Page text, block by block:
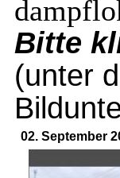
Bitte
(unter
02. September